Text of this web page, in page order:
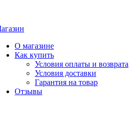
О магазине
Как купить
Условия оплаты и возврата
Условия доставки
Гарантия на товар
Отзывы